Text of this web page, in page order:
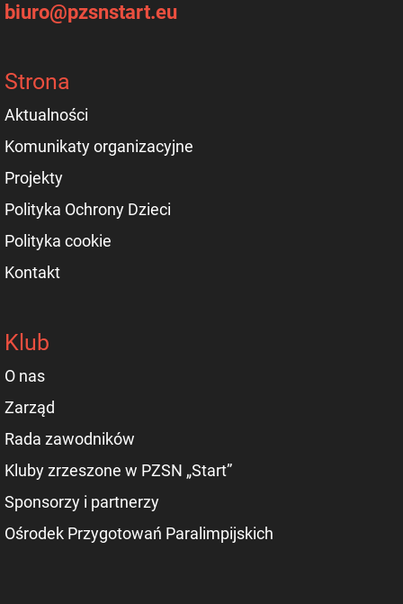
biuro@pzsnstart.eu
Strona
Aktualności
Komunikaty organizacyjne
Projekty
Polityka Ochrony Dzieci
Polityka cookie
Kontakt
Klub
O nas
Zarząd
Rada zawodników
Kluby zrzeszone w PZSN „Start”
Sponsorzy i partnerzy
Ośrodek Przygotowań Paralimpijskich